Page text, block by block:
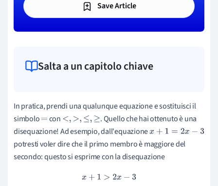
Save Article
Salta a un capitolo chiave
In pratica, prendi una qualunque equazione e sostituisci il
simbolo= con <,> ≤,≥
. Quello che hai ottenuto è una
disequazione! Ad esempio, dall'equazionex+ 1= 2x −3
potresti voler dire che il primo membro è maggiore del
secondo: questo si esprime con la disequazione
x+ 1>2 x−3